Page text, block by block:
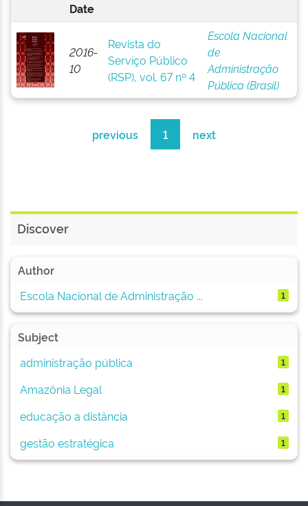
Date
2016-
10
Revista do
Serviço Público
(RSP), vol. 67 nº 4
Escola Nacional
de
Administração
Pública (Brasil)
previous 1 next
Discover
Author
Escola Nacional de Administração ...
1
Subject
administração pública
1
Amazônia Legal 1
educação a distância 1
gestão estratégica 1